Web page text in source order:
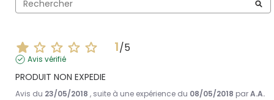
1/5
Avis vérifié
PRODUIT NON EXPEDIE
Avis du 23/05/2018 , suite à une expérience du 08/05/2018 parA.A.